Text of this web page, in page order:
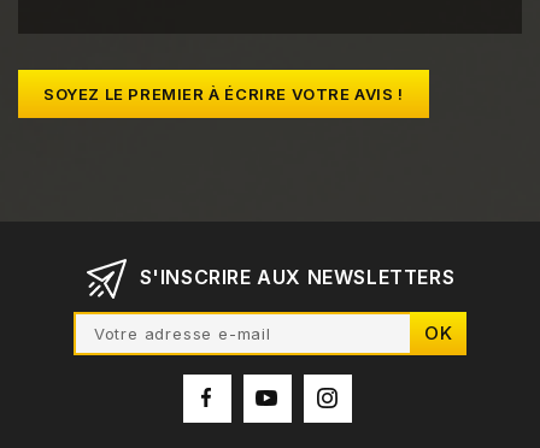
SOYEZ LE PREMIER À ÉCRIRE VOTRE AVIS !
S'INSCRIRE AUX NEWSLETTERS